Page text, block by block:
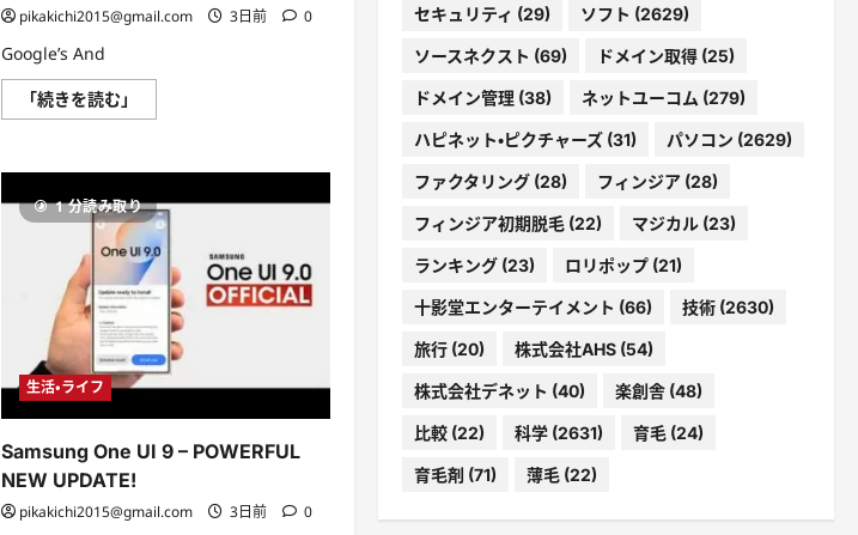
pikakichi2015@gmail.com 3日前 0
Google’s And
「続きを読む」
Decade
Google
Doing?
に
つ
い
て
さ
に
読
む
1 分読み取り
生活・ライフ
Samsung One UI 9 – POWERFUL
NEW UPDATE!
pikakichi2015@gmail.com 3日前 0
セキュリティ (29) ソフト (2629)
ソースネクスト (69) ドメイン取得(25)
ドメイン管理(38) ネットユーコム (279)
ハピネット・ピクチャーズ(31) パソコン (2629)
ファクタリング(28) フィンジア(28)
フィンジア初期脱毛(22) マジカル(23)
ランキング(23) ロリポップ(21)
十影堂エンターテイメント (66) 技術(2630)
旅行(20) 株式会社AHS(54)
株式会社デネット (40) 楽創舎(48)
比較(22) 科学(2631) 育毛(24)
育毛剤 (71) 薄毛(22)